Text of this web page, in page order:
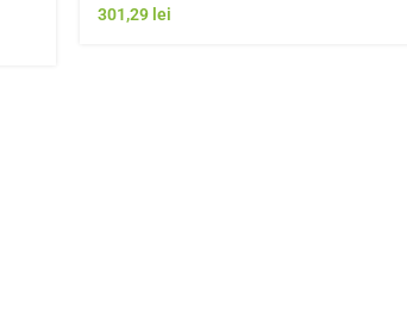
301,29 lei